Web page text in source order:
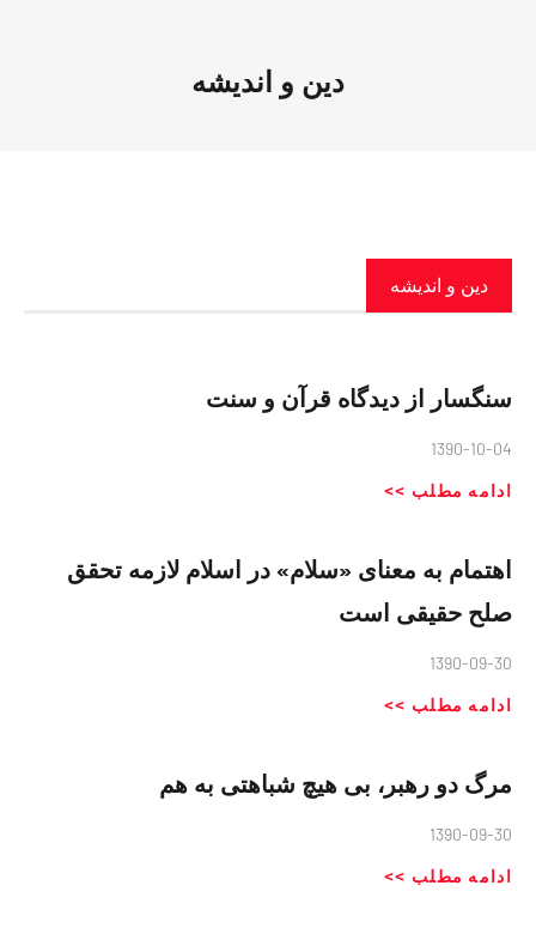
دین و اندیشه
دین و اندیشه
سنگسار از دیدگاه قرآن و سنت
1390-10-04
ادامه مطلب >>
اهتمام به معنای «سلام» در اسلام لازمه تحقق
صلح حقیقی است
1390-09-30
ادامه مطلب >>
مرگ دو رهبر، بی هیچ شباهتی به هم
1390-09-30
ادامه مطلب >>